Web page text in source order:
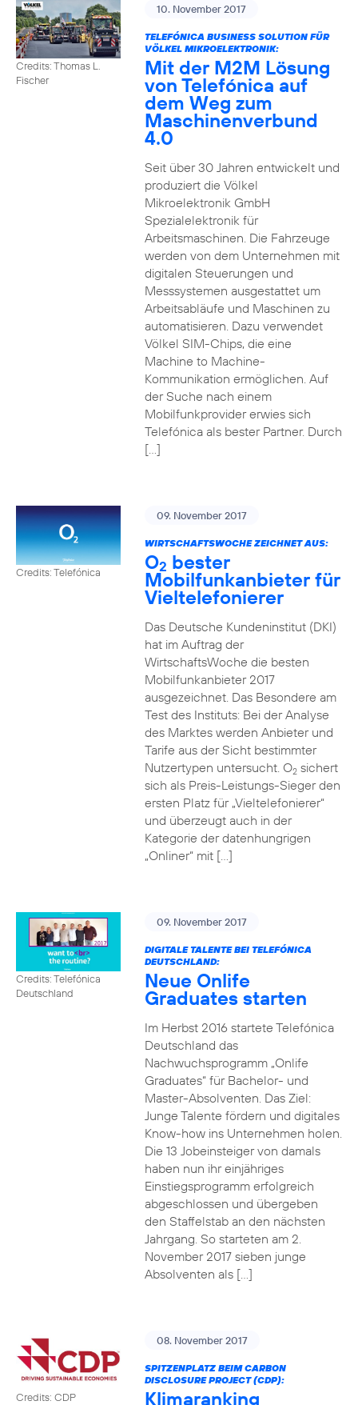
Credits: Thomas L.
Fischer
10. November 2017
TELEFÓNICA BUSINESS SOLUTION FÜR
VÖLKEL MIKROELEKTRONIK:
Mit der M2M Lösung
von Telefónica auf
dem Weg zum
Maschinenverbund
4.0
Seit über 30 Jahren entwickelt und
produziert die Völkel
Mikroelektronik GmbH
Spezialelektronik für
Arbeitsmaschinen. Die Fahrzeuge
werden von dem Unternehmen mit
digitalen Steuerungen und
Messsystemen ausgestattet um
Arbeitsabläufe und Maschinen zu
automatisieren. Dazu verwendet
Völkel SIM-Chips, die eine
Machine to Machine-
Kommunikation ermöglichen. Auf
der Suche nach einem
Mobilfunkprovider erwies sich
Telefónica als bester Partner. Durch
[…]
Credits: Telefónica
09. November 2017
WIRTSCHAFTSWOCHE ZEICHNET AUS:
O2 bester
Mobilfunkanbieter für
Vieltelefonierer
Das Deutsche Kundeninstitut (DKI)
hat im Auftrag der
WirtschaftsWoche die besten
Mobilfunkanbieter 2017
ausgezeichnet. Das Besondere am
Test des Instituts: Bei der Analyse
des Marktes werden Anbieter und
Tarife aus der Sicht bestimmter
Nutzertypen untersucht. O2sichert
sich als Preis-Leistungs-Sieger den
ersten Platz für „Vieltelefonierer“
und überzeugt auch in der
Kategorie der datenhungrigen
„Onliner“ mit […]
Credits: Telefónica
Deutschland
09. November 2017
DIGITALE TALENTE BEI TELEFÓNICA
DEUTSCHLAND:
Neue Onlife
Graduates starten
Im Herbst 2016 startete Telefónica
Deutschland das
Nachwuchsprogramm „Onlife
Graduates“ für Bachelor- und
Master-Absolventen. Das Ziel:
Junge Talente fördern und digitales
Know-how ins Unternehmen holen.
Die 13 Jobeinsteiger von damals
haben nun ihr einjähriges
Einstiegsprogramm erfolgreich
abgeschlossen und übergeben
den Staffelstab an den nächsten
Jahrgang. So starteten am 2.
November 2017 sieben junge
Absolventen als […]
Credits: CDP
08. November 2017
SPITZENPLATZ BEIM CARBON
DISCLOSURE PROJECT (CDP):
Klimaranking